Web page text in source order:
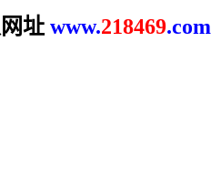
址 www.218469.com